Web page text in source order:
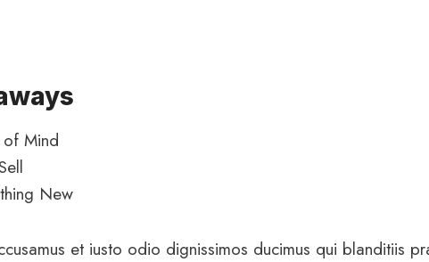
of Mind
New
et iusto odio dignissimos ducimus qui blanditiis